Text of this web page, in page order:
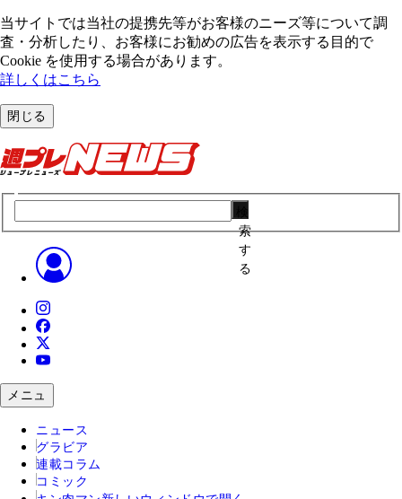
当サイトでは当社の提携先等がお客様のニーズ等について調
査・分析したり、お客様にお勧めの広告を表⽰する⽬的で
Cookie を使⽤する場合があります。
詳しくはこちら
閉じる
索
す
る
メニュ
ニュース
グラビア
連載コラム
コミック